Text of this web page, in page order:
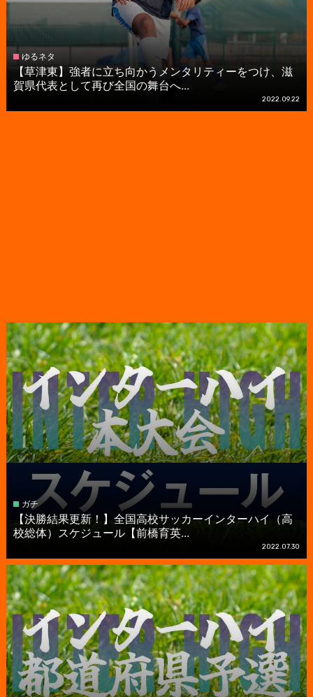
ゆるネタ
【草津東】強者に立ち向かうメンタリティーをつけ、滋
賀県代表として再び全国の舞台へ...
2022.09.22
ガチ
【決勝結果更新！】全国高校サッカーインターハイ（高
校総体）スケジュール【前橋育英...
2022.07.30